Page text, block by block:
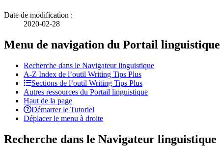
Date de modification :
2020-02-28
Menu de navigation du Portail linguistique
Recherche dans le Navigateur linguistique
A-Z Index de l’outil Writing Tips Plus
Sections de l’outil Writing Tips Plus
Autres ressources du Portail linguistique
Haut de la page
Démarrer le Tutoriel
Déplacer le menu à droite
Recherche dans le Navigateur linguistique